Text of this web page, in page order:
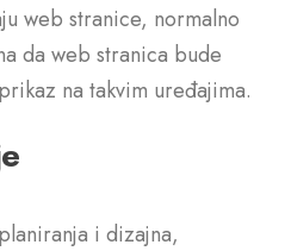
web stranice, normalno
da web stranica bude
na takvim uređajima.
i dizajna,